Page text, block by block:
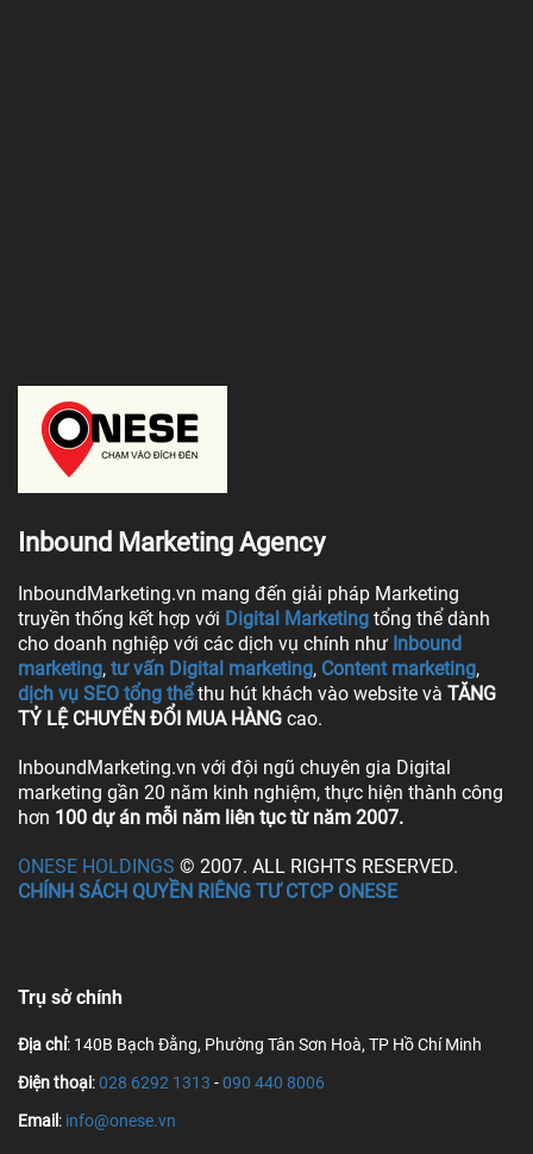
Inbound Marketing Agency
InboundMarketing.vn mang đến giải pháp Marketing
truyền thống kết hợp với Digital Marketing tổng thể dành
cho doanh nghiệp với các dịch vụ chính như Inbound
marketing, tư vấn Digital marketing, Content marketing,
dịch vụ SEO tổng thể thu hút khách vào website và TĂNG
TỶ LỆ CHUYỂN ĐỔI MUA HÀNG cao.
InboundMarketing.vn với đội ngũ chuyên gia Digital
marketing gần 20 năm kinh nghiệm, thực hiện thành công
hơn 100 dự án mỗi năm liên tục từ năm 2007.
ONESE HOLDINGS © 2007. ALL RIGHTS RESERVED.
CHÍNH SÁCH QUYỀN RIÊNG TƯ CTCP ONESE
Trụ sở chính
Địa chỉ: 140B Bạch Đằng, Phường Tân Sơn Hoà, TP Hồ Chí Minh
Điện thoại:028 6292 1313 -090 440 8006
Email : info@onese.vn